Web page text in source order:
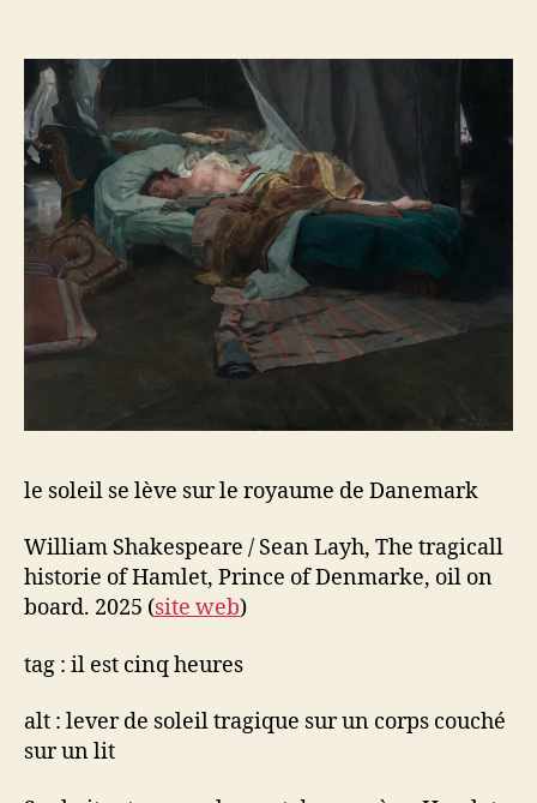
lève
de
Danemark
le soleil se lève sur le royaume de Danemark
William Shakespeare / Sean Layh, The tragicall
historie of Hamlet, Prince of Denmarke, oil on
board. 2025 (site web)
tag : il est cinq heures
alt : lever de soleil tragique sur un corps couché
sur un lit